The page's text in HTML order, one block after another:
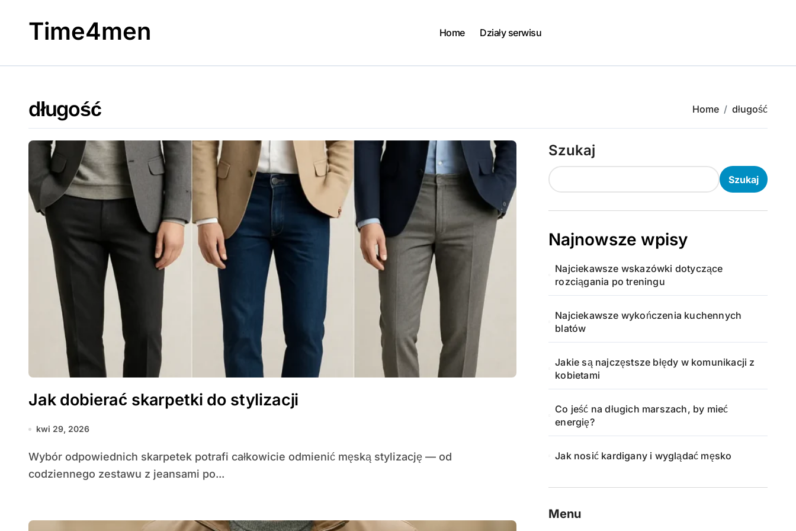
Time4men Home Działy serwisu
długość Home długość
Jak dobierać skarpetki do stylizacji
kwi 29, 2026
Wybór odpowiednich skarpetek potrafi całkowicie odmienić męską stylizację — od
codziennego zestawu z jeansami po...
Szukaj
Szukaj
Najnowsze wpisy
Najciekawsze wskazówki dotyczące
rozciągania po treningu
Najciekawsze wykończenia kuchennych
blatów
Jakie są najczęstsze błędy w komunikacji z
kobietami
Co jeść na długich marszach, by mieć
energię?
Jak nosić kardigany i wyglądać męsko
Menu